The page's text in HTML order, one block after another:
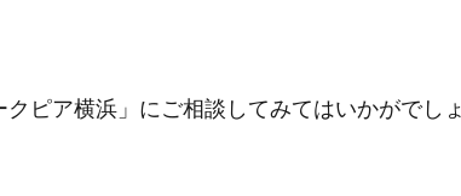
ピア横浜」にご相談してみてはいかがでしょ